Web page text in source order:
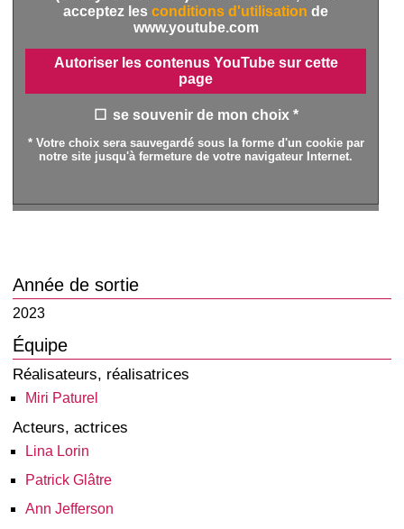
acceptez les conditions d'utilisation de
www.youtube.com
Autoriser les contenus YouTube sur cette
page
se souvenir de mon choix *
* Votre choix sera sauvegardé sous la forme d'un cookie par
notre site jusqu'à fermeture de votre navigateur Internet.
Année de sortie
2023
Équipe
Réalisateurs, réalisatrices
Miri Paturel
Acteurs, actrices
Lina Lorin
Patrick Glâtre
Ann Jefferson